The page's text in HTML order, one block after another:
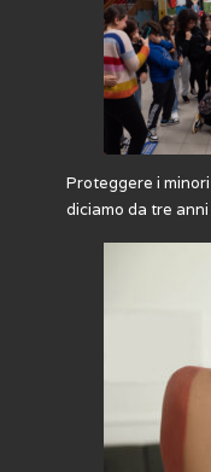
Proteggere i
diciamo da tre